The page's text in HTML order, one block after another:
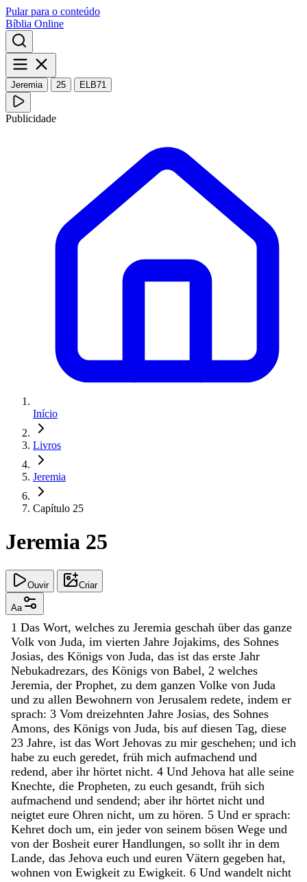
Pular para o conteúdo
Bíblia Online
Jeremia 25 ELB71
Publicidade
Início
Livros
Jeremia
Capítulo 25
Jeremia 25
Ouvir Criar
Aa
1 Das Wort, welches zu Jeremia geschah über das ganze
Volk von Juda, im vierten Jahre Jojakims, des Sohnes
Josias, des Königs von Juda, das ist das erste Jahr
Nebukadrezars, des Königs von Babel, 2 welches
Jeremia, der Prophet, zu dem ganzen Volke von Juda
und zu allen Bewohnern von Jerusalem redete, indem er
sprach: 3 Vom dreizehnten Jahre Josias, des Sohnes
Amons, des Königs von Juda, bis auf diesen Tag, diese
23 Jahre, ist das Wort Jehovas zu mir geschehen; und ich
habe zu euch geredet, früh mich aufmachend und
redend, aber ihr hörtet nicht. 4 Und Jehova hat alle seine
Knechte, die Propheten, zu euch gesandt, früh sich
aufmachend und sendend; aber ihr hörtet nicht und
neigtet eure Ohren nicht, um zu hören. 5 Und er sprach:
Kehret doch um, ein jeder von seinem bösen Wege und
von der Bosheit eurer Handlungen, so sollt ihr in dem
Lande, das Jehova euch und euren Vätern gegeben hat,
wohnen von Ewigkeit zu Ewigkeit. 6 Und wandelt nicht